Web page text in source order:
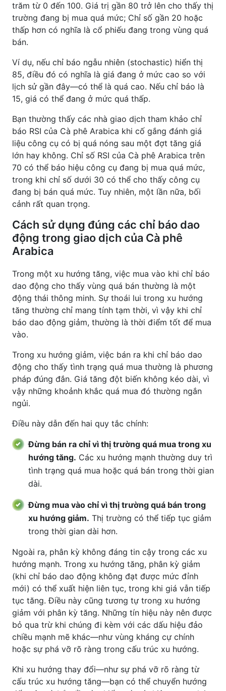
trăm từ 0 đến 100. Giá trị gần 80 trở lên cho thấy thị
trường đang bị mua quá mức; Chỉ số gần 20 hoặc
thấp hơn có nghĩa là cổ phiếu đang trong vùng quá
bán.
Ví dụ, nếu chỉ báo ngẫu nhiên (stochastic) hiển thị
85, điều đó có nghĩa là giá đang ở mức cao so với
lịch sử gần đây—có thể là quá cao. Nếu chỉ báo là
15, giá có thể đang ở mức quá thấp.
Bạn thường thấy các nhà giao dịch tham khảo chỉ
báo RSI của Cà phê Arabica khi cố gắng đánh giá
liệu công cụ có bị quá nóng sau một đợt tăng giá
lớn hay không. Chỉ số RSI của Cà phê Arabica trên
70 có thể báo hiệu công cụ đang bị mua quá mức,
trong khi chỉ số dưới 30 có thể cho thấy công cụ
đang bị bán quá mức. Tuy nhiên, một lần nữa, bối
cảnh rất quan trọng.
Cách sử dụng đúng các chỉ báo dao
động trong giao dịch của Cà phê
Arabica
Trong một xu hướng tăng, việc mua vào khi chỉ báo
dao động cho thấy vùng quá bán thường là một
động thái thông minh. Sự thoái lui trong xu hướng
tăng thường chỉ mang tính tạm thời, vì vậy khi chỉ
báo dao động giảm, thường là thời điểm tốt để mua
vào.
Trong xu hướng giảm, việc bán ra khi chỉ báo dao
động cho thấy tình trạng quá mua thường là phương
pháp đúng đắn. Giá tăng đột biến không kéo dài, vì
vậy những khoảnh khắc quá mua đó thường ngắn
ngủi.
Điều này dẫn đến hai quy tắc chính:
Đừng bán ra chỉ vì thị trường quá mua trong xu
hướng tăng. Các xu hướng mạnh thường duy trì
tình trạng quá mua hoặc quá bán trong thời gian
dài.
Đừng mua vào chỉ vì thị trường quá bán trong
xu hướng giảm. Thị trường có thể tiếp tục giảm
trong thời gian dài hơn.
Ngoài ra, phân kỳ không đáng tin cậy trong các xu
hướng mạnh. Trong xu hướng tăng, phân kỳ giảm
(khi chỉ báo dao động không đạt được mức đỉnh
mới) có thể xuất hiện liên tục, trong khi giá vẫn tiếp
tục tăng. Điều này cũng tương tự trong xu hướng
giảm với phân kỳ tăng. Những tín hiệu này nên được
bỏ qua trừ khi chúng đi kèm với các dấu hiệu đảo
chiều mạnh mẽ khác—như vùng kháng cự chính
hoặc sự phá vỡ rõ ràng trong cấu trúc xu hướng.
Khi xu hướng thay đổi—như sự phá vỡ rõ ràng từ
cấu trúc xu hướng tăng—bạn có thể chuyển hướng